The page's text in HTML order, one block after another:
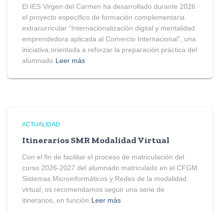
El IES Virgen del Carmen ha desarrollado durante 2026
el proyecto específico de formación complementaria
extracurricular “Internacionalización digital y mentalidad
emprendedora aplicada al Comercio Internacional”, una
iniciativa orientada a reforzar la preparación práctica del
alumnado Leer más
ACTUALIDAD
Itinerarios SMR Modalidad Virtual
Con el fin de facilitar el proceso de matriculación del
curso 2026-2027 del alumnado matriculado en el CFGM
Sistemas Microinformáticos y Redes de la modalidad
virtual, os recomendamos seguir una serie de
itinerarios, en función Leer más